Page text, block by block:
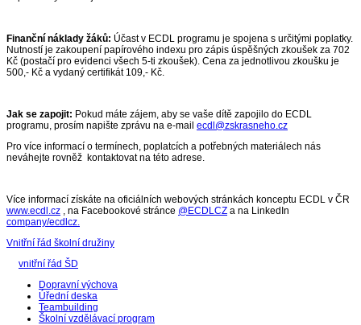
Finanční náklady žáků: Účast v ECDL programu je spojena s určitými poplatky.
Nutností je zakoupení papírového indexu pro zápis úspěšných zkoušek za 702
Kč (postačí pro evidenci všech 5-ti zkoušek). Cena za jednotlivou zkoušku je
500,- Kč a vydaný certifikát 109,- Kč.
Jak se zapojit: Pokud máte zájem, aby se vaše dítě zapojilo do ECDL
programu, prosím napište zprávu na e-mail ecdl@zskrasneho.cz
Pro více informací o termínech, poplatcích a potřebných materiálech nás
neváhejte rovněž kontaktovat na této adrese.
Více informací získáte na oficiálních webových stránkách konceptu ECDL v ČR
www.ecdl.cz , na Facebookové stránce @ECDLCZ a na LinkedIn
company/ecdlcz
Vnitřní řád školní družiny
vnitřní řád ŠD
Dopravní výchova
Úřední deska
Teambuilding
Školní vzdělávací program